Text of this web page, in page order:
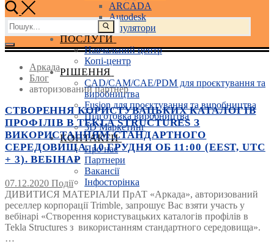
ARCADA
Autodesk
3D маніпулятори
ПОСЛУГИ
Навчальний центр
Копі-центр
РІШЕННЯ
CAD/CAM/CAE/PDM для проєктування та
виробництва
Fusion для проєктування та виробництва
Підготовка виробництва
3D Маркетинг
КОНТАКТИ
Про нас
Партнери
Вакансії
Інфосторінка
Пошук:
Аркада
Блог
авторизований партнер
СТВОРЕННЯ КОРИСТУВАЦЬКИХ КАТАЛОГІВ
ПРОФІЛІВ В TEKLA STRUCTURES З
ВИКОРИСТАННЯМ СТАНДАРТНОГО
СЕРЕДОВИЩА. 10 ГРУДНЯ ОБ 11:00 (EEST, UTC
+ 3). ВЕБІНАР
07.12.2020 Події
ДИВИТИСЯ МАТЕРІАЛИ ПрАТ «Аркада», авторизований
реселлер корпорації Trimble, запрошує Вас взяти участь у
вебінарі «Створення користувацьких каталогів профілів в
Tekla Structures з використанням стандартного середовища».
…